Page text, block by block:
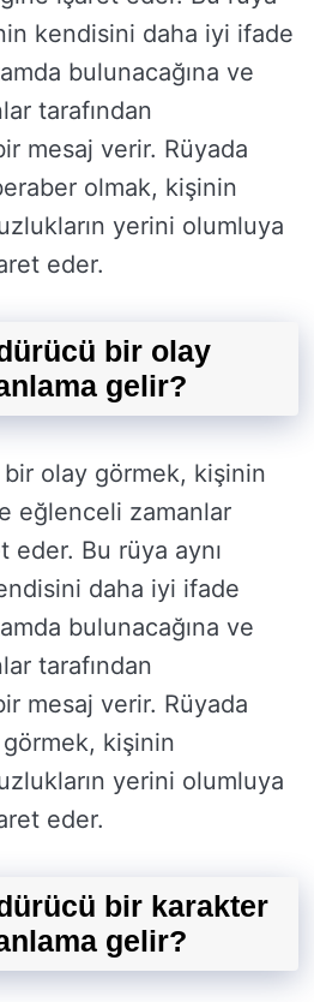
kendisini daha iyi ifade
bulunacağına ve
tarafından
mesaj verir. Rüyada
olmak, kişinin
yerini olumluya
eder.
bir olay
gelir?
olay görmek, kişinin
eğlenceli zamanlar
eder. Bu rüya aynı
daha iyi ifade
bulunacağına ve
tarafından
mesaj verir. Rüyada
kişinin
yerini olumluya
eder.
bir karakter
gelir?